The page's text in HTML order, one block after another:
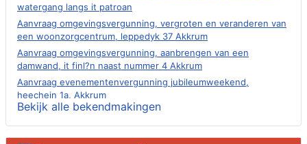
watergang langs it patroan
Aanvraag omgevingsvergunning, vergroten en veranderen van
een woonzorgcentrum, leppedyk 37 Akkrum
Aanvraag omgevingsvergunning, aanbrengen van een
damwand, it finl?n naast nummer 4 Akkrum
Aanvraag evenementenvergunning jubileumweekend,
heechein 1a, Akkrum
Verlening omgevingsvergunning, tijdelijk gebruik openbare
ruimte 02-10 t/m 02-11-2026, sitadel voor nr 6 te Akkrum
Aanvraag omgevingsvergunning, tijdelijk gebruik openbare
Bekijk alle bekendmakingen